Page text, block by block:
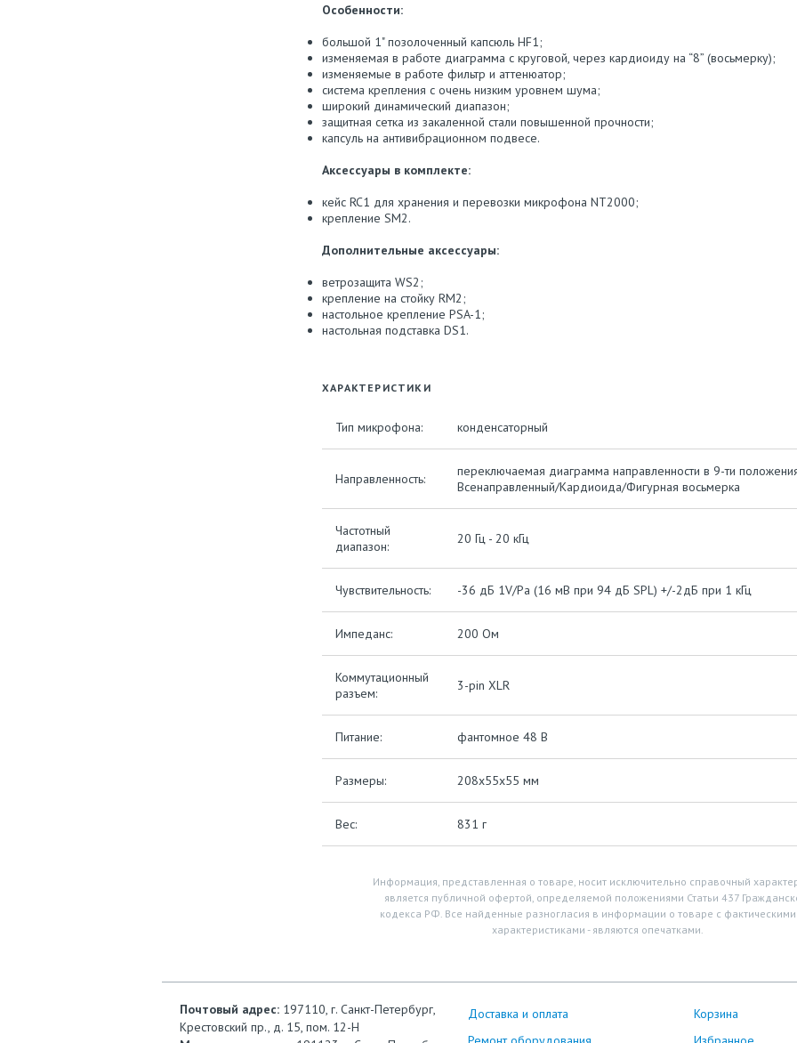
Особенности:
большой 1" позолоченный капсюль HF1;
изменяемая в работе диаграмма с круговой, через кардиоиду на “8” (восьмерку);
изменяемые в работе фильтр и аттенюатор;
система крепления с очень низким уровнем шума;
широкий динамический диапазон;
защитная сетка из закаленной стали повышенной прочности;
капсуль на антивибрационном подвесе.
Аксессуары в комплекте:
кейс RC1 для хранения и перевозки микрофона NT2000;
крепление SM2.
Дополнительные аксессуары:
ветрозащита WS2;
крепление на стойку RM2;
настольное крепление PSA-1;
настольная подставка DS1.
ХАРАКТЕРИСТИКИ
Тип микрофона: конденсаторный
Направленность:
переключаемая диаграмма направленности в 9-ти
Всенаправленный/Кардиоида/Фигурная восьмерка
Частотный
диапазон:
20 Гц - 20 кГц
Чувствительность: -36 дБ 1V/Pa (16 мВ при 94 дБ SPL) +/-2дБ при 1 кГц
Импеданс: 200 Ом
Коммутационный
разъем:
3-pin XLR
Питание: фантомное 48 В
Размеры: 208х55х55 мм
Вес: 831 г
Информация, представленная о товаре, носит исключительно справочный
является публичной офертой, определяемой положениями Статьи 437
кодекса РФ. Все найденные разногласия в информации о товаре с фактическими
характеристиками - являются опечатками.
Почтовый адрес: 197110, г. Санкт-Петербург,
Крестовский пр., д. 15, пом. 12-Н
Доставка и оплата
Корзина